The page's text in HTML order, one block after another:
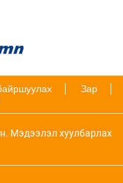
Зар
Мэдээлэл хуулбарлах